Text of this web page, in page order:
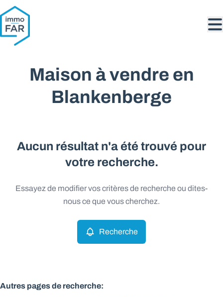
Aller au contenu principal
Maison à vendre en
Blankenberge
Aucun résultat n'a été trouvé pour
votre recherche.
Essayez de modifier vos critères de recherche ou dites-
nous ce que vous cherchez.
Recherche
Autres pages de recherche: